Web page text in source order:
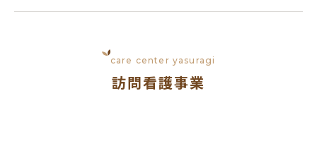
care center yasuragi
訪問看護事業